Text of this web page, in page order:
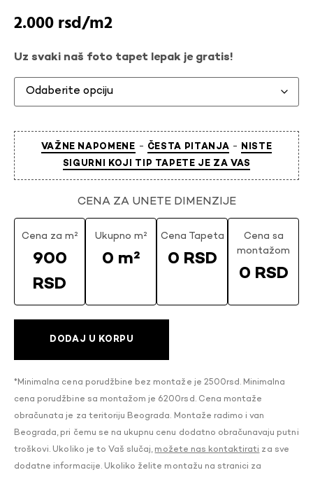
2.000rsd
Uz svaki naš foto tapet lepak je gratis!
VAŽNE NAPOMENE - ČESTA PITANJA - NISTE
SIGURNI KOJI TIP TAPETE JE ZA VAS
CENA ZA UNETE DIMENZIJE
Cena za m²
900
RSD
Ukupno m²
0 m²
Cena Tapeta
0 RSD
Cena sa
montažom
0 RSD
DODAJ U KORPU
*Minimalna cena porudžbine bez montaže je 2500rsd. Minimalna
cena porudžbine sa montažom je 6200rsd. Cena montaže
obračunata je za teritoriju Beograda. Montaže radimo i van
Beograda, pri čemu se na ukupnu cenu dodatno obračunavaju putni
troškovi. Ukoliko je to Vaš slučaj, možete nas kontaktirati za sve
dodatne informacije. Ukoliko želite montažu na stranici za